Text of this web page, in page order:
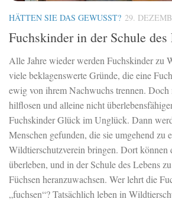
HÄTTEN SIE DAS GEWUSST? 29.
Fuchskinder in der Schule des
Alle Jahre wieder werden Fuchskinder zu
viele beklagenswerte Gründe, die eine
ewig von ihrem Nachwuchs trennen. Doch
hilflosen und alleine nicht
Fuchskinder Glück im Unglück. Dann
Menschen gefunden, die sie umgehend zu
Wildtierschutzverein bringen. Dort können
überleben, und in der Schule des Lebens
Füchsen heranzuwachsen. Wer lehrt die
„fuchsen“? Tatsächlich leben in